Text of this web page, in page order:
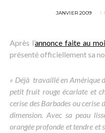
POSTED
JANVIER 2009 1
Après l’annonce faite au
présenté officiellement sa
« Déjà travaillé en Amérique
petit fruit rouge écarlate et
cerise des Barbades ou cerise
dimension. Avec sa peau
orangée profonde et tendre et